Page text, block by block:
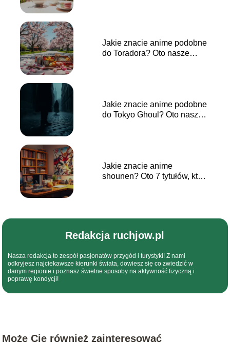
Jakie znacie anime podobne
do Toradora? Oto nasze
Jakie znacie anime podobne
do Tokyo Ghoul? Oto nasze
Jakie znacie anime
shounen? Oto 7 tytułów, które
Redakcja ruchjow.pl
Nasza redakcja to zespół pasjonatów przygód i turystyki! Z nami
odkryjesz najciekawsze kierunki świata, dowiesz się co zwiedzić w
danym regionie i poznasz świetne sposoby na aktywność fizyczną i
poprawę kondycji!
Może Cię również zainteresować